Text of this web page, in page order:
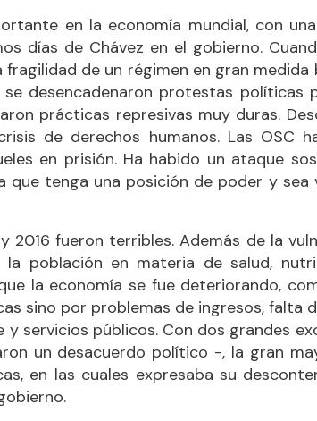
en la economía mundial, con
días de Chávez en el gobierno.
fragilidad de un régimen en gran
desencadenaron protestas políticas
prácticas represivas muy duras.
de derechos humanos. Las OSC
en prisión. Ha habido un ataque
que tenga una posición de poder y
2016 fueron terribles. Además de la
la población en materia de salud,
la economía se fue deteriorando,
sino por problemas de ingresos, falta
servicios públicos. Con dos grandes
un desacuerdo político -, la gran
en las cuales expresaba su